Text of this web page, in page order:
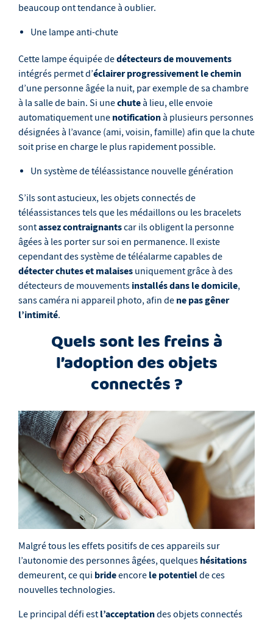
beaucoup ont tendance à oublier.
Une lampe anti-chute
Cette lampe équipée dedétecteurs de mouvements
intégrés permet d’éclairer progressivement le chemin
d’une personne âgée la nuit, par exemple de sa chambre
à la salle de bain. Si unechuteà lieu, elle envoie
automatiquement une notificationà plusieurs personnes
désignées à l’avance (ami, voisin, famille) afin que la chute
soit prise en charge le plus rapidement possible.
Un système de téléassistance nouvelle génération
S’ils sont astucieux, les objets connectés de
téléassistances tels que les médaillons ou les bracelets
sontassez contraignantscar ils obligent la personne
âgées à les porter sur soi en permanence. Il existe
cependant des système de téléalarme capables de
détecter chutes et malaises uniquement grâce à des
détecteurs de mouvements installés dans le domicile,
sans caméra ni appareil photo, afin de ne pas gêner
l’intimité.
Quels sont les freins à
l’adoption des objets
connectés ?
Malgré tous les effets positifs de ces appareils sur
l’autonomie des personnes âgées, quelques hésitations
demeurent, ce qui brideencore le potentielde ces
nouvelles technologies.
Le principal défi est l’acceptationdes objets connectés